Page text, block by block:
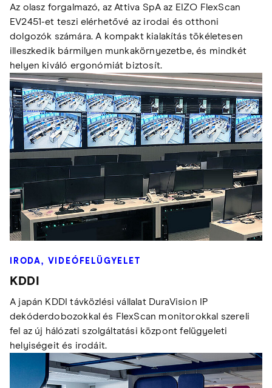
Az olasz forgalmazó, az Attiva SpA az EIZO FlexScan
EV2451-et teszi elérhetővé az irodai és otthoni
dolgozók számára. A kompakt kialakítás tökéletesen
illeszkedik bármilyen munkakörnyezetbe, és mindkét
helyen kiváló ergonómiát biztosít.
IRODA, VIDEÓFELÜGYELET
KDDI
A japán KDDI távközlési vállalat DuraVision IP
dekóderdobozokkal és FlexScan monitorokkal szereli
fel az új hálózati szolgáltatási központ felügyeleti
helyiségeit és irodáit.